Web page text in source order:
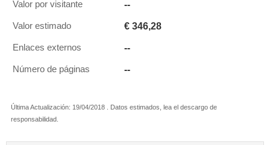
Valor por visitante --
Valor estimado € 346,28
Enlaces externos --
Número de páginas --
Última Actualización: 19/04/2018 . Datos estimados, lea el descargo de
responsabilidad.